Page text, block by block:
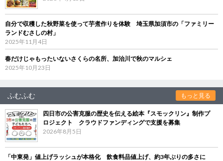
自分で収穫した秋野菜を使って芋煮作りを体験 埼玉県加須市の「ファミリー
ランドむさしの村」
2025年11月4日
春だけじゃもったいないさくらの名所、加治川で秋のマルシェ
2025年10月23日
ふむふむ もっと見る
四日市の公害克服の歴史を伝える絵本『スモックリン』制作プ
ロジェクト クラウドファンディングで支援を募集
2026年8月5日
「中東発」値上げラッシュが本格化 飲食料品値上げ、約3年ぶりの多さに